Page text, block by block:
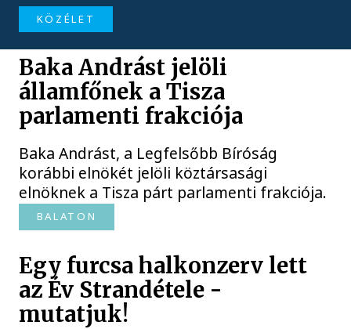
KÖZÉLET
Baka Andrást jelöli
államfőnek a Tisza
parlamenti frakciója
Baka Andrást, a Legfelsőbb Bíróság
korábbi elnökét jelöli köztársasági
elnöknek a Tisza párt parlamenti frakciója.
BALATON
Egy furcsa halkonzerv lett
az Év Strandétele -
mutatjuk!